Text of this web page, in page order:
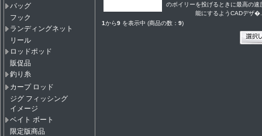
バッグ
フック
ランディングネット
リール
ロッドポッド
販促品
釣り糸
カープ ロッド
ジグ フィッシング
イメージ
ベイト ボート
限定版商品
のボイリーを投げるときに最高の速
能にするようCADデザ
1から9 を表示中 (商品の数： 9)